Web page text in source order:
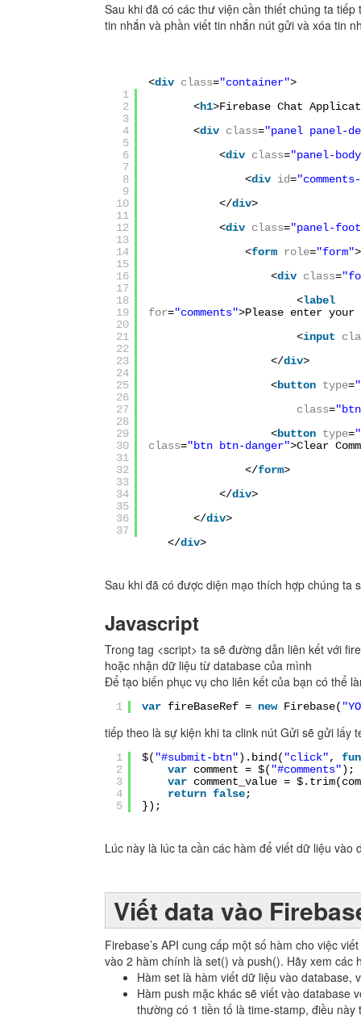
Sau khi đã có các thư viện cần thiết chúng ta
tin nhắn và phần viết tin nhắn nút gửi và xóa tin
1
2
3
4
5
6
7
8
9
10
11
12
13
14
15
16
17
18
19
20
21
22
23
24
25
26
27
28
29
30
31
32
33
34
35
36
37
<div class="container">
<h1>Firebase Chat
<div class="panel panel-
<div class="panel-
<div id=
</div>
<div class="panel-
<form role="form">
<div class=
<label
for="comments">Please enter your
<input
</div>
<button type=
class=
<button type=
class="btn btn-danger">Clear
</form>
</div>
</div>
</div>
Sau khi đã có được diện mạo thích hợp chúng
Javascript
Trong tag <script> ta sẽ đường dẫn liên kết với
hoặc nhận dữ liệu từ database của mình
Để tạo biến phục vụ cho liên kết của bạn có thể
1 var fireBaseRef = new Firebase(
tiếp theo là sự kiện khi ta clink nút Gửi sẽ gửi lấy
1
2
3
4
5
$( "#submit-btn").bind( "click",
var comment = $( "#comments");
var comment_value =
return false;
});
Lúc này là lúc ta cần các hàm để viết dữ liệu vào
Viết data vào
Firebase’s API cung cấp một số hàm cho việc
vào 2 hàm chính là set() và push(). Hãy xem các
Hàm set là hàm viết dữ liệu vào database,
Hàm push mặc khác sẽ viết vào database
thường có 1 tiền tố là time-stamp, điều